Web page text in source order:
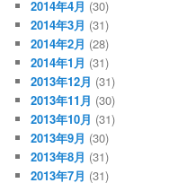
2014年4月 (30)
2014年3月 (31)
2014年2月 (28)
2014年1月 (31)
2013年12月 (31)
2013年11月 (30)
2013年10月 (31)
2013年9月 (30)
2013年8月 (31)
2013年7月 (31)